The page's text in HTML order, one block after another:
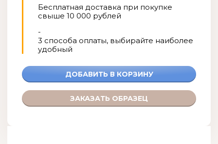
Бесплатная доставка при покупке
свыше 10 000 рублей
-
3 способа оплаты, выбирайте наиболее
удобный